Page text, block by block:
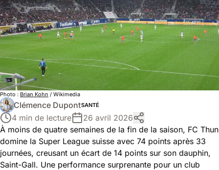
Photo : Brian Kohn / Wikimedia
Clémence DupontSANTÉ
4 min de lecture
26 avril 2026
À moins de quatre semaines de la fin de la saison, FC Thun
domine la Super League suisse avec 74 points après 33
journées, creusant un écart de 14 points sur son dauphin,
Saint-Gall. Une performance surprenante pour un club